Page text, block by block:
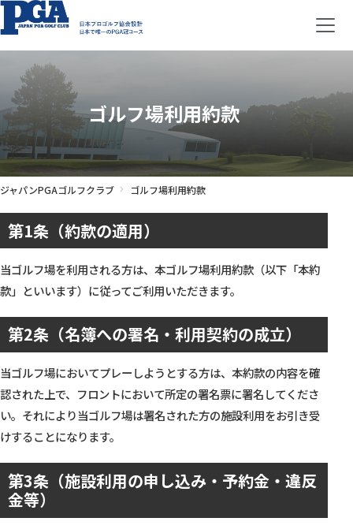
ゴルフ場利用約款
ジャパンPGAゴルフクラブ ゴルフ場利用約款
第1条（約款の適用）
当ゴルフ場を利用される方は、本ゴルフ場利用約款（以下「本約
款」といいます）に従ってご利用いただきます。
第2条（名簿への署名・利用契約の成立）
当ゴルフ場においてプレーしようとする方は、本約款の内容を確
認された上で、フロントにおいて所定の署名票に署名してくださ
い。それにより当ゴルフ場は署名された方の施設利用をお引き受
けすることになります。
第3条（施設利用の申し込み・予約金・違反
金等）